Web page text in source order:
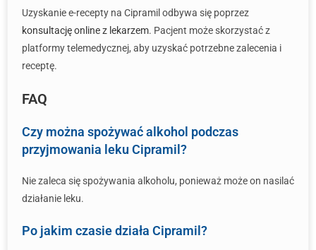
Uzyskanie e-recepty na Cipramil odbywa się poprzez
konsultację online z lekarzem. Pacjent może skorzystać z
platformy telemedycznej, aby uzyskać potrzebne zalecenia i
receptę.
FAQ
Czy można spożywać alkohol podczas
przyjmowania leku Cipramil?
Nie zaleca się spożywania alkoholu, ponieważ może on nasilać
działanie leku.
Po jakim czasie działa Cipramil?